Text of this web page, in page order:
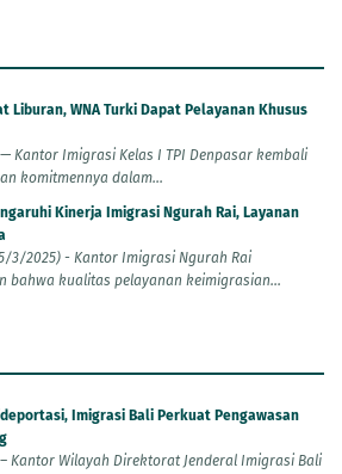
Liburan, WNA Turki Dapat Pelayanan Khusus
— Kantor Imigrasi Kelas I TPI Denpasar kembali
komitmennya dalam...
Kinerja Imigrasi Ngurah Rai, Layanan
3/2025) - Kantor Imigrasi Ngurah Rai
bahwa kualitas pelayanan keimigrasian...
Imigrasi Bali Perkuat Pengawasan
– Kantor Wilayah Direktorat Jenderal Imigrasi Bali